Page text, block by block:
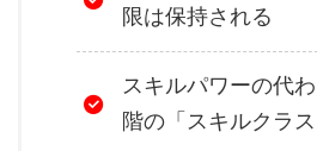
限は保持される
スキルパワーの代
階の「スキルクラ